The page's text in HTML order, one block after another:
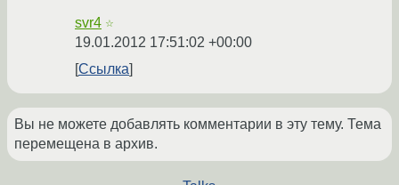
svr4 ☆
19.01.2012 17:51:02 +00:00
Ссылка
Вы не можете добавлять комментарии в эту тему. Тема
перемещена в архив.